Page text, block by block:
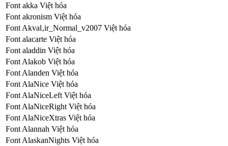
Font akka Việt hóa
Font akronism Việt hóa
Font Akval‚ir_Normal_v2007 Việt hóa
Font alacarte Việt hóa
Font aladdin Việt hóa
Font Alakob Việt hóa
Font Alanden Việt hóa
Font AlaNice Việt hóa
Font AlaNiceLeft Việt hóa
Font AlaNiceRight Việt hóa
Font AlaNiceXtras Việt hóa
Font Alannah Việt hóa
Font AlaskanNights Việt hóa